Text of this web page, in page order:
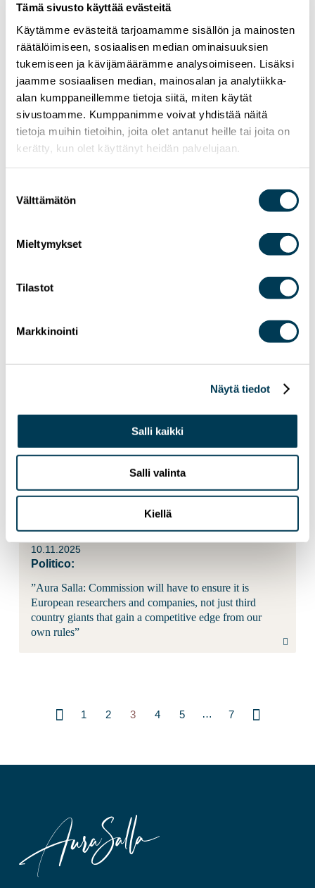
Tämä sivusto käyttää evästeitä
Käytämme evästeitä tarjoamamme sisällön ja mainosten
räätälöimiseen, sosiaalisen median ominaisuuksien
tukemiseen ja kävijämäärämme analysoimiseen. Lisäksi
jaamme sosiaalisen median, mainosalan ja analytiikka-
alan kumppaneillemme tietoja siitä, miten käytät
sivustoamme. Kumppanimme voivat yhdistää näitä
tietoja muihin tietoihin, joita olet antanut heille tai joita on
kerätty, kun olet käyttänyt heidän palvelujaan.
valinta
Välttämätön
Mieltymykset
Tilastot
Markkinointi
Näytä tiedot
Salli kaikki
Salli valinta
Kiellä
Helsingin Sanomat:
”Aura Salla (kok) sanoo, että EU:n pitäisi pystyä
huolehtimaan turvapaikkaprosessista lähtökohtaisesti
itse.”
18.12.2025
Seura:
”Amerikkalaiset voivat katkaista yhteyden milloin vain”,
Aura Salla sanoo avaten eurooppalaisvaihtoehtojen
MTV3:
”Microsoft on soluttautunut kaikkialle – Salla jyrähtää:
Julkinen sektori heti ulos”
lapsia, mutta monet eivät ole täysin ymmärtäneet, miten
26.11.2025
”Aura Salla: Suomen on lopetettava Microsoftin käyttö”
10.11.2025
Politico:
”Aura Salla: Commission will have to ensure it is
European researchers and companies, not just third
country giants that gain a competitive edge from our
own rules”
1 2 3 4 5 … 7